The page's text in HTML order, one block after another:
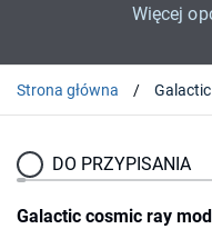
Więcej
Strona główna
DO PRZYPISANIA
Galactic cosmic ray